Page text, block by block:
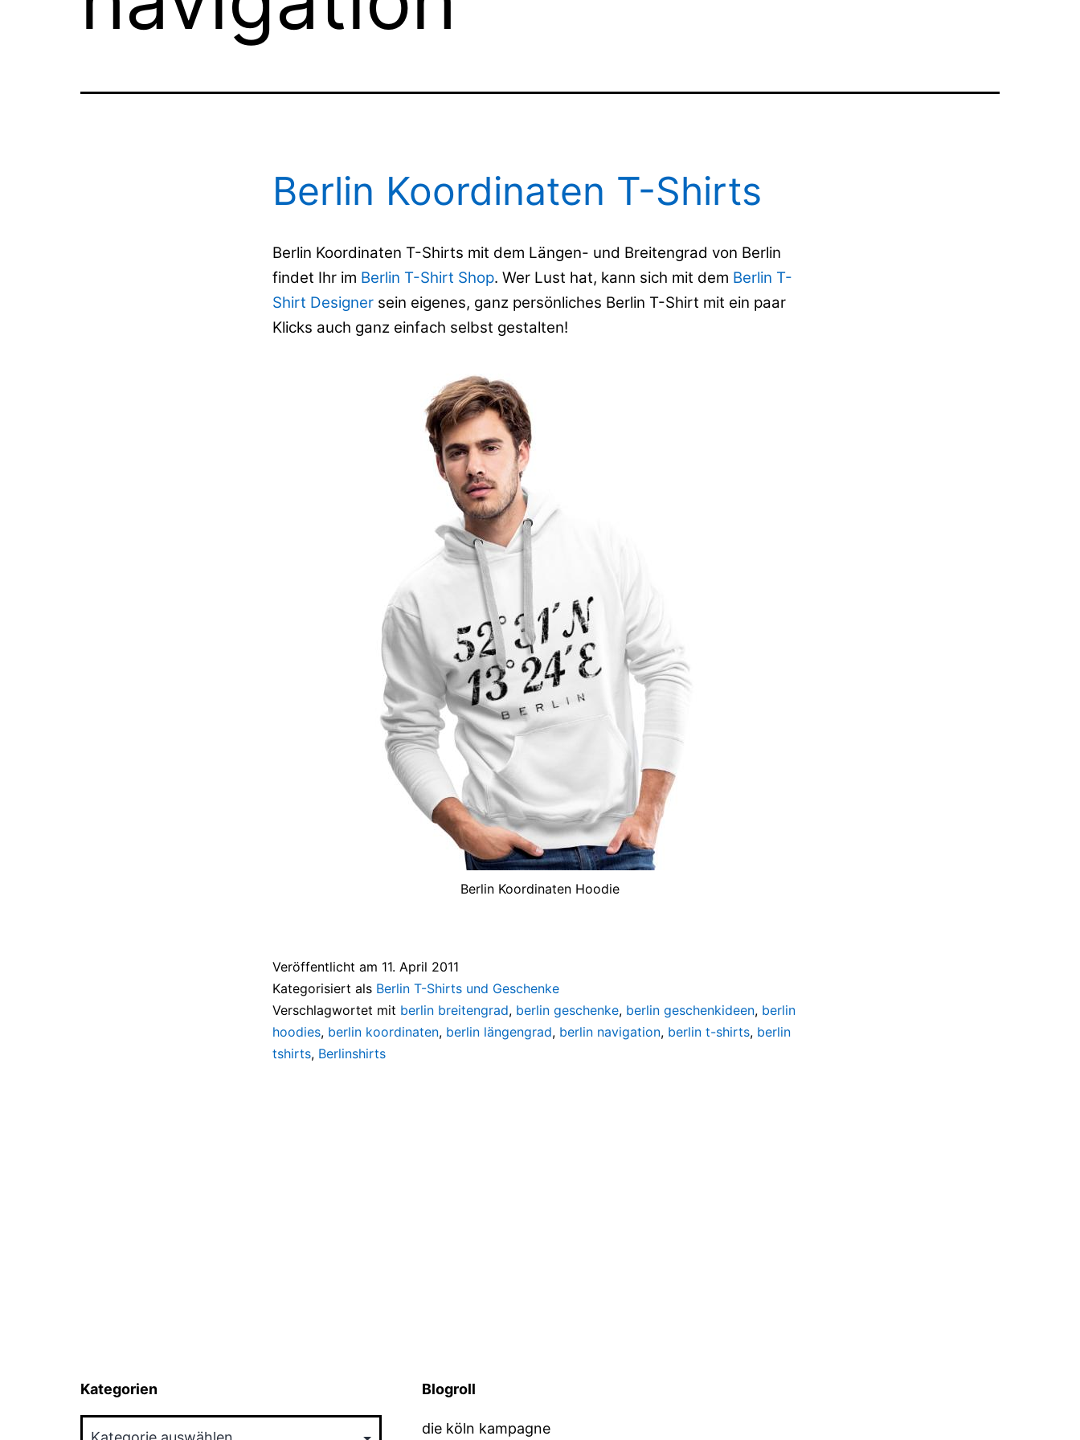
Berlin Koordinaten T-Shirts
Berlin Koordinaten T-Shirts mit dem Längen- und Breitengrad von Berlin
findet Ihr im Berlin T-Shirt Shop. Wer Lust hat, kann sich mit dem Berlin T-
Shirt Designer sein eigenes, ganz persönliches Berlin T-Shirt mit ein paar
Klicks auch ganz einfach selbst gestalten!
Berlin Koordinaten Hoodie
Veröffentlicht am 11. April 2011
Kategorisiert als Berlin T-Shirts und Geschenke
Verschlagwortet mit berlin breitengrad, berlin geschenke, berlin geschenkideen, berlin
hoodies, berlin koordinaten, berlin längengrad, berlin navigation, berlin t-shirts, berlin
tshirts, Berlinshirts
Kategorien Blogroll
die köln kampagne